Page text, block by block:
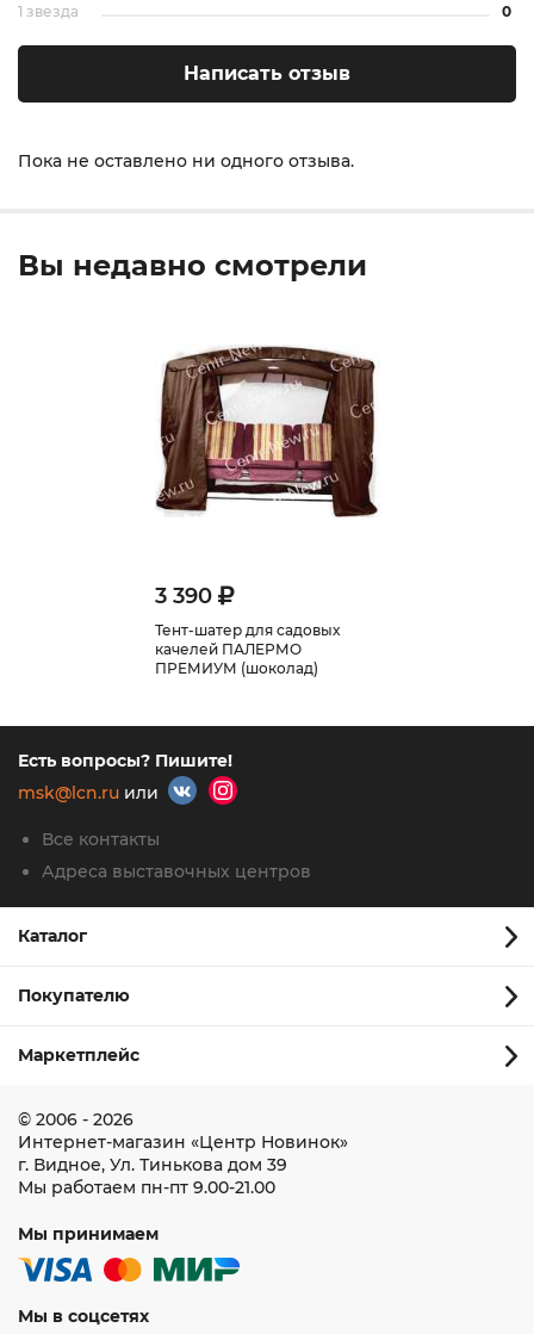
Пока не оставлено ни одного отзыва.
1 звезда
0
Написать отзыв
Вы недавно смотрели
3 390
Тент-шатер для садовых
качелей ПАЛЕРМО
ПРЕМИУМ (шоколад)
Есть вопросы? Пишите!
msk@lcn.ru или
Все контакты
Адреса выставочных центров
Каталог
Покупателю
Маркетплейс
© 2006 - 2026
Интернет-магазин «Центр Новинок»
г. Видное, Ул. Тинькова дом 39
Мы работаем пн-пт 9.00-21.00
Мы принимаем
Мы в соцсетях